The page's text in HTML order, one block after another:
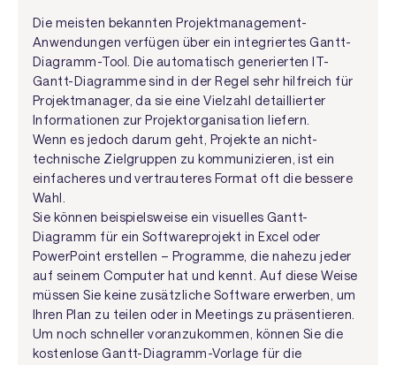
Die meisten bekannten Projektmanagement-
Anwendungen verfügen über ein integriertes Gantt-
Diagramm-Tool. Die automatisch generierten IT-
Gantt-Diagramme sind in der Regel sehr hilfreich für
Projektmanager, da sie eine Vielzahl detaillierter
Informationen zur Projektorganisation liefern.
Wenn es jedoch darum geht, Projekte an nicht-
technische Zielgruppen zu kommunizieren, ist ein
einfacheres und vertrauteres Format oft die bessere
Wahl.
Sie können beispielsweise ein visuelles Gantt-
Diagramm für ein Softwareprojekt in Excel oder
PowerPoint erstellen – Programme, die nahezu jeder
auf seinem Computer hat und kennt. Auf diese Weise
müssen Sie keine zusätzliche Software erwerben, um
Ihren Plan zu teilen oder in Meetings zu präsentieren.
Um noch schneller voranzukommen, können Sie die
kostenlose Gantt-Diagramm-Vorlage für die